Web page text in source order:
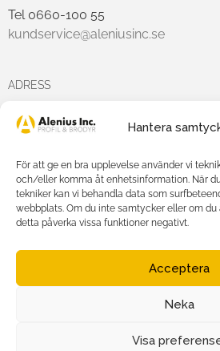
Hantera
För att ge en bra upplevelse använder vi
och/eller komma åt enhetsinformation. När
tekniker kan vi behandla data som
webbplats. Om du inte samtycker eller om
detta påverka vissa funktioner negativt.
Acceptera
Neka
Visa
Tel 0660-100 55
kundservice@aleniusinc.se
ADRESS
Hästmarksvägen 3D
FÖLJ OSS PÅ
Agnetha Alenius